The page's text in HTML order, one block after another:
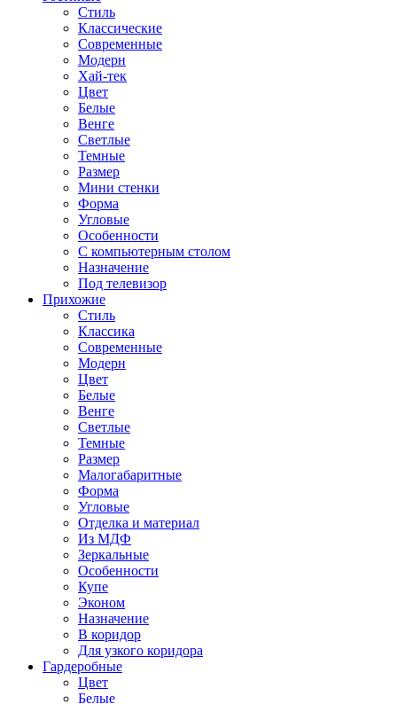
Стиль
Классические
Современные
Модерн
Хай-тек
Цвет
Белые
Венге
Светлые
Темные
Размер
Мини стенки
Форма
Угловые
Особенности
С компьютерным столом
Назначение
Под телевизор
Прихожие
Стиль
Классика
Современные
Модерн
Цвет
Белые
Венге
Светлые
Темные
Размер
Малогабаритные
Форма
Угловые
Отделка и материал
Из МДФ
Зеркальные
Особенности
Купе
Эконом
Назначение
В коридор
Для узкого коридора
Гардеробные
Цвет
Белые